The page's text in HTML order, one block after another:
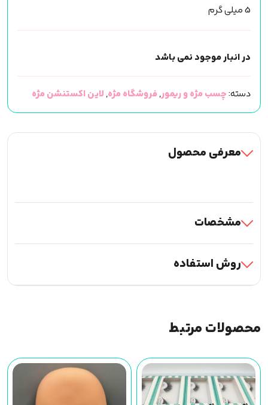
5 میلی گرم
در انبار موجود نمی باشد
دسته:چسب مژه و ریمور,فروشگاه مژه, لاین اکستنشن مژه
معرفی محصول
مشخصات
روش استفاده
محصولات مرتبط